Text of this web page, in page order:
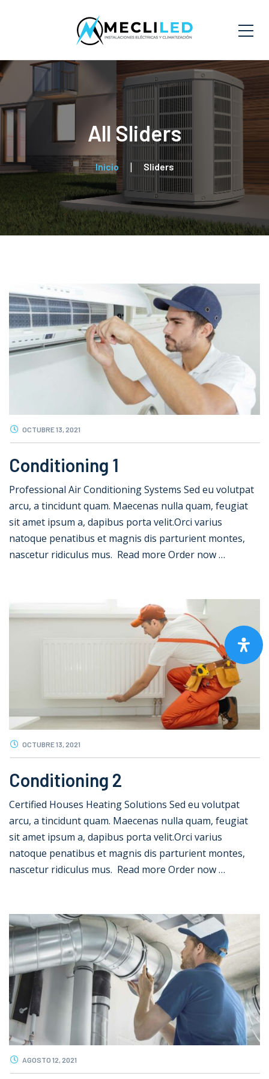
All Sliders
Inicio Sliders
OCTUBRE 13, 2021
Conditioning 1
Professional Air Conditioning Systems Sed eu volutpat
arcu, a tincidunt quam. Maecenas nulla quam, feugiat
sit amet ipsum a, dapibus porta velit.Orci varius
natoque penatibus et magnis dis parturient montes,
nascetur ridiculus mus. Read more Order now …
OCTUBRE 13, 2021
Conditioning 2
Certified Houses Heating Solutions Sed eu volutpat
arcu, a tincidunt quam. Maecenas nulla quam, feugiat
sit amet ipsum a, dapibus porta velit.Orci varius
natoque penatibus et magnis dis parturient montes,
nascetur ridiculus mus. Read more Order now …
AGOSTO 12, 2021